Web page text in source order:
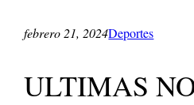
febrero 21, 2024Deportes
ULTIMAS